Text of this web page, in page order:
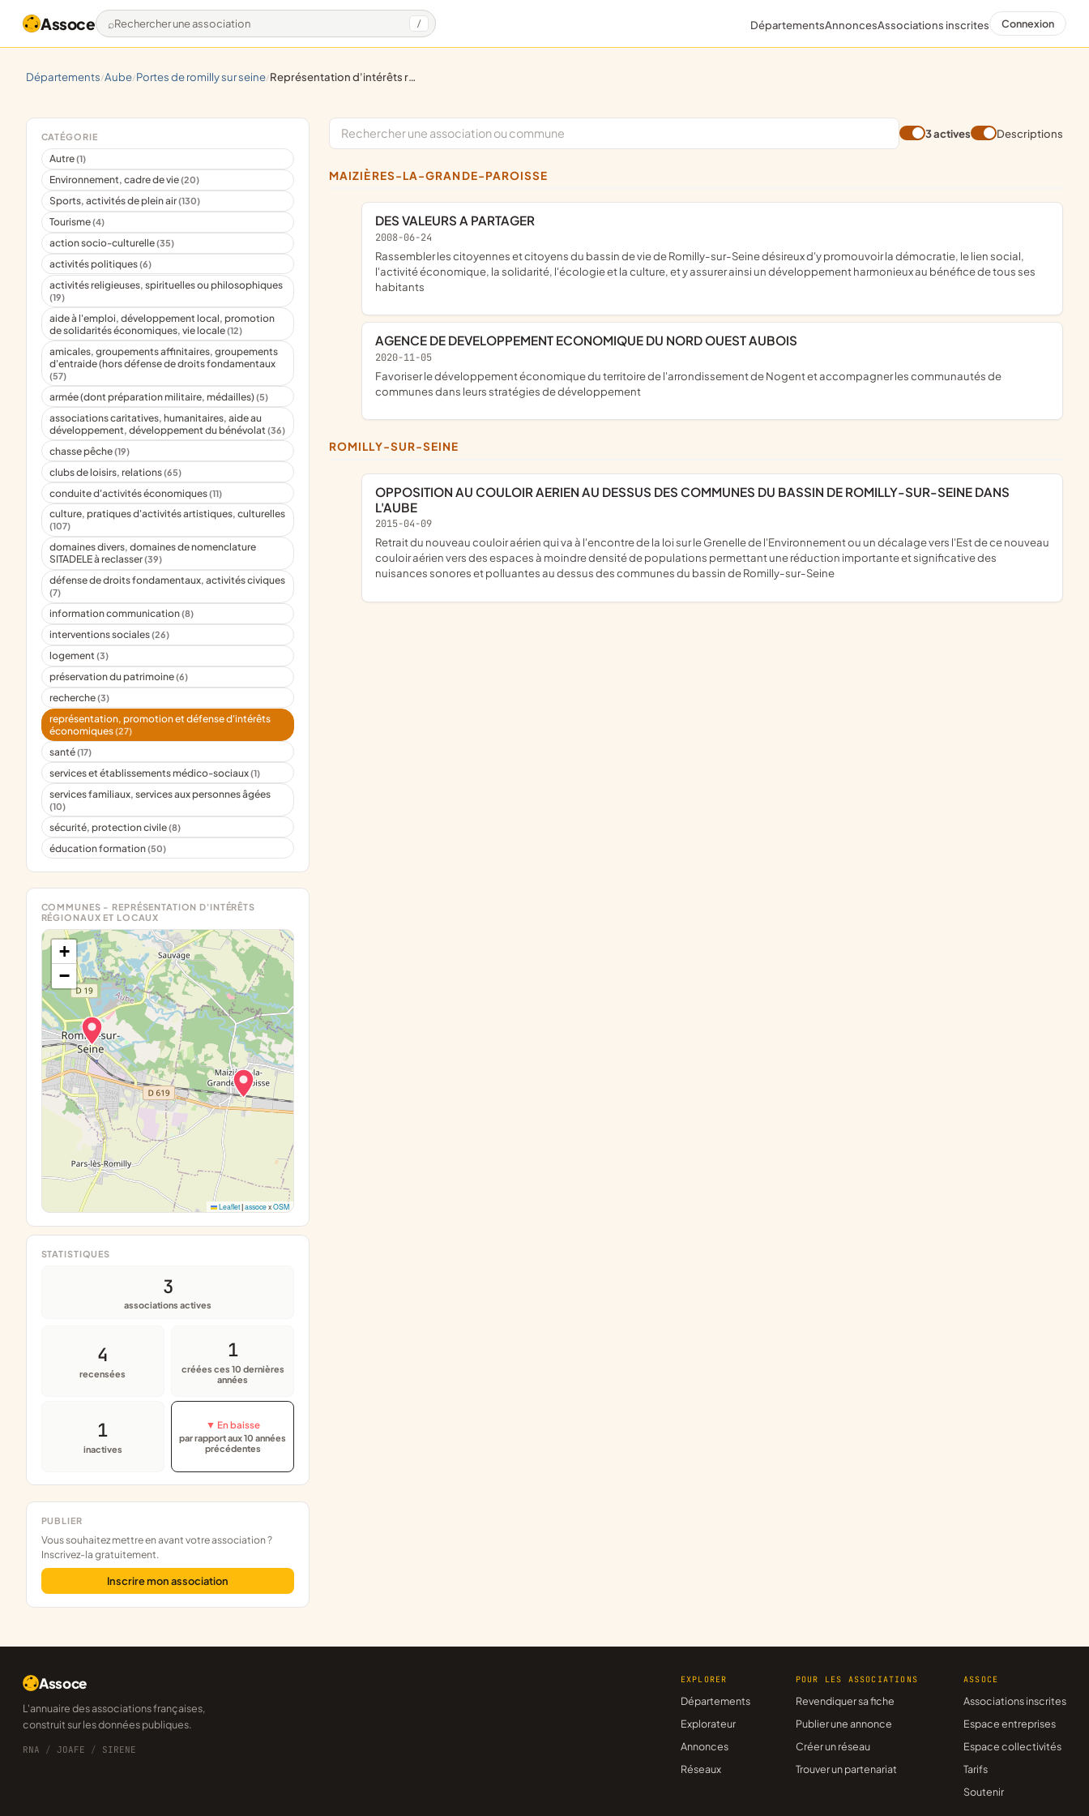
Assoce Rechercher une association / DépartementsAnnoncesAssociations inscrites Connexion
départements/ aube/ portes de romilly sur seine/ représentation d'intérêts régionaux et locaux
CATÉGORIE
Autre(1)
Environnement, cadre de vie(20)
Sports, activités de plein air(130)
Tourisme(4)
action socio-culturelle(35)
activités politiques(6)
activités religieuses, spirituelles ou philosophiques
(19)
aide à l'emploi, développement local, promotion
de solidarités économiques, vie locale(12)
amicales, groupements affinitaires, groupements
d'entraide (hors défense de droits fondamentaux
(57)
armée (dont préparation militaire, médailles)(5)
associations caritatives, humanitaires, aide au
développement, développement du bénévolat(36)
chasse pêche(19)
clubs de loisirs, relations(65)
conduite d'activités économiques(11)
culture, pratiques d'activités artistiques, culturelles
(107)
domaines divers, domaines de nomenclature
SITADELE à reclasser(39)
défense de droits fondamentaux, activités civiques
(7)
information communication(8)
interventions sociales(26)
logement(3)
préservation du patrimoine(6)
recherche(3)
représentation, promotion et défense d'intérêts
économiques(27)
santé(17)
services et établissements médico-sociaux(1)
services familiaux, services aux personnes âgées
(10)
sécurité, protection civile(8)
éducation formation(50)
STATISTIQUES
3
associations actives
4
recensées
1
créées ces 10 dernières
années
1
inactives
▼ En baisse
par rapport aux 10 années
précédentes
PUBLIER
Vous souhaitez mettre en avant votre association ?
Inscrivez-la gratuitement.
Inscrire mon association
3 actives Descriptions
MAIZIÈRES-LA-GRANDE-PAROISSE
DES VALEURS A PARTAGER
2008-06-24
rassembler les citoyennes et citoyens du bassin de vie de Romilly-sur-Seine désireux d'y promouvoir la démocratie, le lien social,
l'activité économique, la solidarité, l'écologie et la culture, et y assurer ainsi un développement harmonieux au bénéfice de tous ses
habitants
AGENCE DE DEVELOPPEMENT ECONOMIQUE DU NORD OUEST AUBOIS
2020-11-05
favoriser le développement économique du territoire de l'arrondissement de Nogent et accompagner les communautés de
communes dans leurs stratégies de développement
ROMILLY-SUR-SEINE
OPPOSITION AU COULOIR AERIEN AU DESSUS DES COMMUNES DU BASSIN DE ROMILLY-SUR-SEINE DANS
L'AUBE
2015-04-09
retrait du nouveau couloir aérien qui va à l'encontre de la loi sur le Grenelle de l'Environnement ou un décalage vers l'Est de ce nouveau
couloir aérien vers des espaces à moindre densité de populations permettant une réduction importante et significative des
nuisances sonores et polluantes au dessus des communes du bassin de Romilly-sur-Seine
COMMUNES - REPRÉSENTATION D'INTÉRÊTS
RÉGIONAUX ET LOCAUX
+
−
Leaflet| assocexOSM
Assoce
L'annuaire des associations françaises,
construit sur les données publiques.
RNA / JOAFE / SIRENE
EXPLORER
Départements
Explorateur
Annonces
Réseaux
POUR LES ASSOCIATIONS
Revendiquer sa fiche
Publier une annonce
Créer un réseau
Trouver un partenariat
ASSOCE
Associations inscrites
Espace entreprises
Espace collectivités
Tarifs
Soutenir